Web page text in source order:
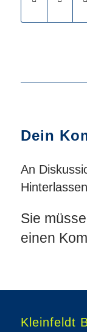
Dein
An
Sie
einen
Kleinfeldt